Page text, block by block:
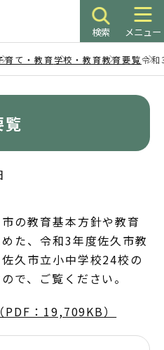
検索 メニュー
育て・教育学校・教育教育要覧令和
の教育基本方針や教育
た、令和3年度佐久市教
久市立小中学校24校の
で、ご覧ください。
：19,709KB）